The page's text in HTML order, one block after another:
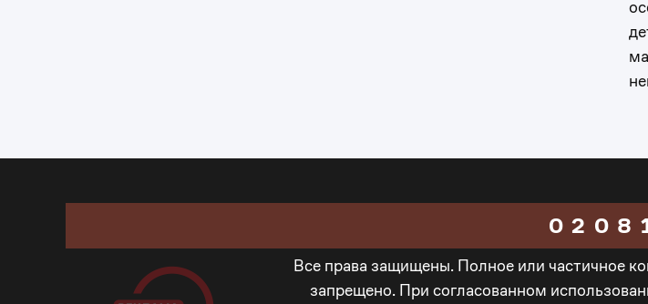
0 2 0
4
5
8
Все права защищены. Полное или частичное
запрещено. При согласованном